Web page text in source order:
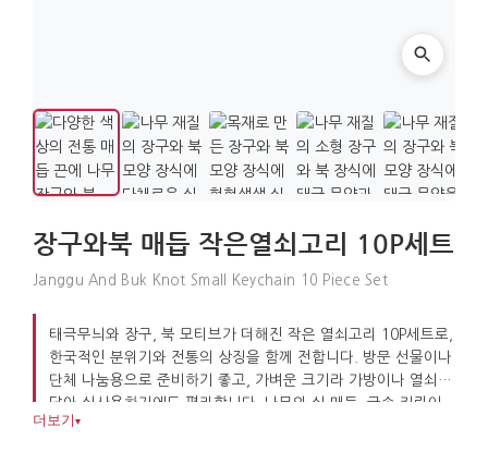
장구와북 매듭 작은열쇠고리 10P세트
Janggu And Buk Knot Small Keychain 10 Piece Set
태극무늬와 장구, 북 모티브가 더해진 작은 열쇠고리 10P세트로,
한국적인 분위기와 전통의 상징을 함께 전합니다. 방문 선물이나
단체 나눔용으로 준비하기 좋고, 가벼운 크기라 가방이나 열쇠에
달아 실사용하기에도 편리합니다. 나무와 실 매듭, 금속 키링이
어우러져 디테일이 살아 있습니다.
더보기 ▾